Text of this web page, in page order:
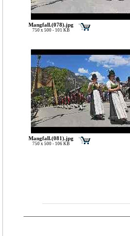
Mangfall.(078).jpg
750 x 500 - 101 KB
Mangfall.(081).jpg
750 x 500 - 106 KB